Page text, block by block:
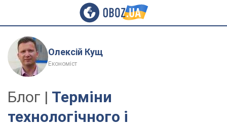
Олексій Кущ
Економіст
Блог | Терміни
технологічного і